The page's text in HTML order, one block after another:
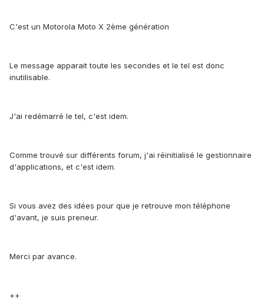
C'est un Motorola Moto X 2ème génération
Le message apparait toute les secondes et le tel est donc
inutilisable.
J'ai redémarré le tel, c'est idem.
Comme trouvé sur différents forum, j'ai réinitialisé le gestionnaire
d'applications, et c'est idem.
Si vous avez des idées pour que je retrouve mon téléphone
d'avant, je suis preneur.
Merci par avance.
++